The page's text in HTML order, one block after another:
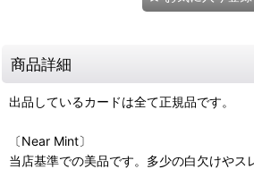
商品詳細
出品しているカードは全て正規品です。
〔Near Mint〕
当店基準での美品です。多少の白欠けやス